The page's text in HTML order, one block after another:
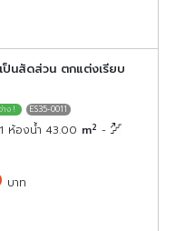
ป็นสัดส่วน ตกแต่งเรียบ
ES35-0011
ห้องน้ำ 43.00 m2 -
บาท